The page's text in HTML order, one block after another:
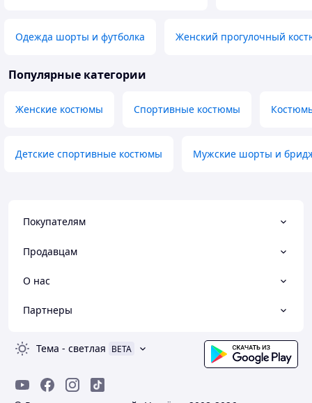
Одежда шорты и футболка Женский прогулочный
Популярные категории
Женские костюмы Спортивные костюмы
Детские спортивные костюмы Мужские шорты и
Покупателям
Продавцам
О нас
Партнеры
Тема - светлая BETA